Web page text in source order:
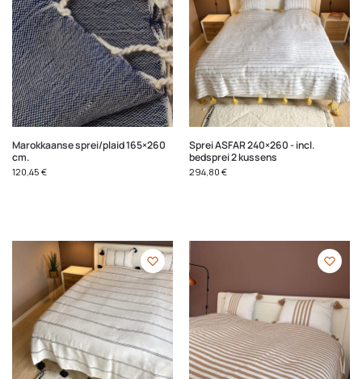
Marokkaanse sprei/plaid 165×260
cm.
120,45 €
Sprei ASFAR 240×260 - incl.
bedsprei 2 kussens
294,80 €